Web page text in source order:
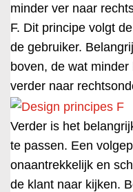
minder ver naar
F. Dit principe volgt
de gebruiker.
boven, de wat
verder naar
Verder is het
te passen. Een
onaantrekkelijk en
de klant naar kijken.